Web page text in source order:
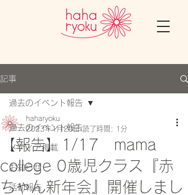
記事
過去のイベント報告
メディア掲載
お知らせ
活動報告
過去のイベント報告
【報告】1/17 mama
college 0歳児クラス『赤
ちゃん新年会』開催しまし
haharyoku
2023年1月20日 読了時間: 1分